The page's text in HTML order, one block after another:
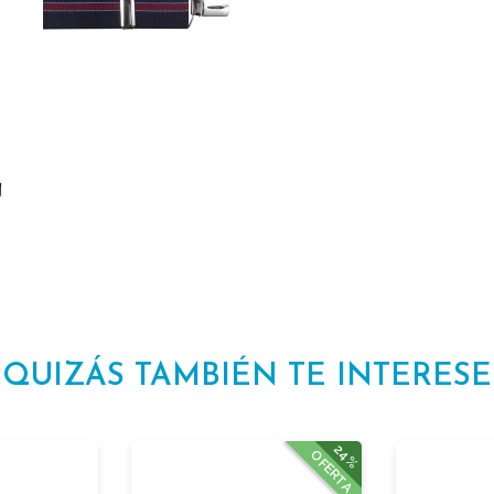
QUIZÁS TAMBIÉN TE INTERESE
24%
OFERTA